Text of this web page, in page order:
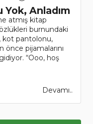
Yok, Anladım
atmış kitap
burnundaki
kot pantolonu,
önce pijamalarını
“Ooo, hoş
Devamı..